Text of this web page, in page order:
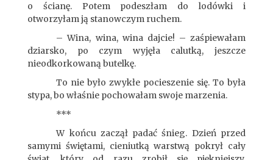
o ścianę. Potem podeszłam do lodówki i
otworzyłam ją stanowczym ruchem.
– Wina, wina, wina dajcie! – zaśpiewałam
dziarsko, po czym wyjęła calutką, jeszcze
nieodkorkowaną butelkę.
To nie było zwykłe pocieszenie się. To była
stypa, bo właśnie pochowałam swoje marzenia.
***
W końcu zaczął padać śnieg. Dzień przed
samymi świętami, cieniutką warstwą pokrył cały